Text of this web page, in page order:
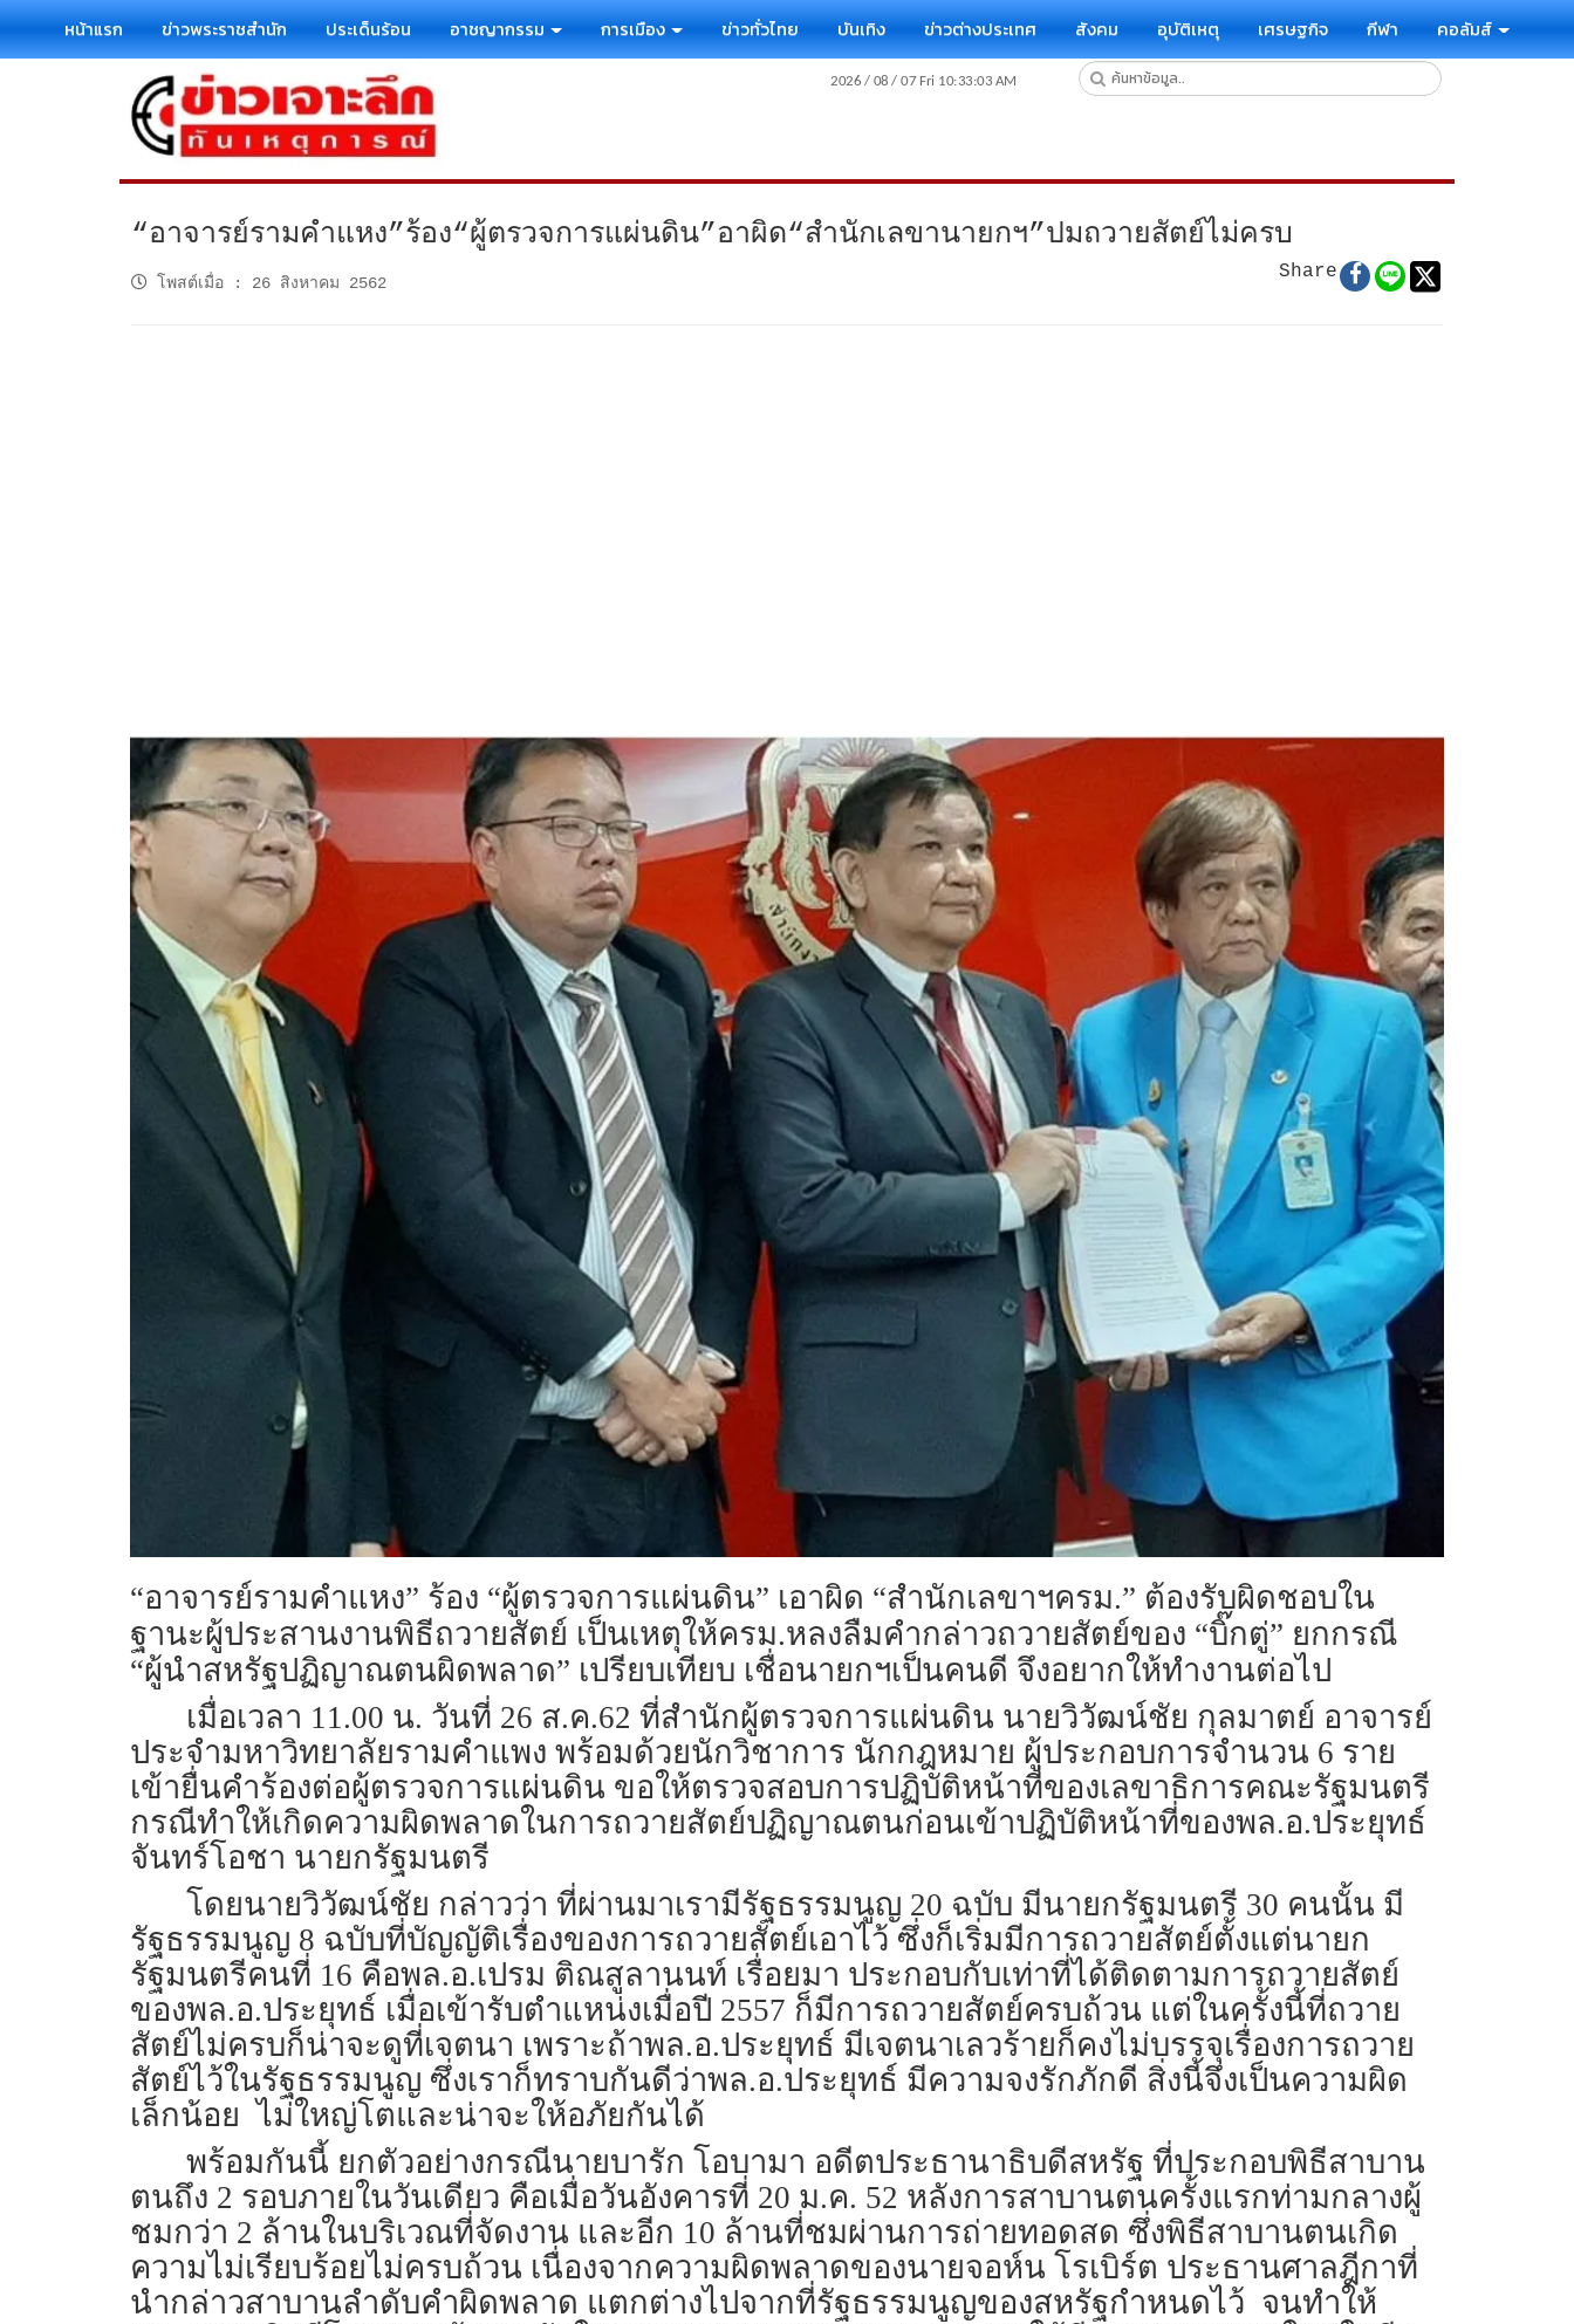
หน้าแรก ข่าวพระราชสำนัก ประเด็นร้อน อาชญากรรม การเมือง ข่าวทั่วไทย บันเทิง ข่าวต่างประเทศ สังคม อุบัติเหตุ เศรษฐกิจ กีฬา คอลัมส์
“อาจารย์รามคำแหง”ร้อง“ผู้ตรวจการแผ่นดิน”อาผิด“สำนักเลขานายกฯ”ปมถวายสัตย์ไม่ครบ
โพสต์เมื่อ : 26 สิงหาคม 2562
Share
“อาจารย์รามคำแหง” ร้อง “ผู้ตรวจการแผ่นดิน” เอาผิด “สำนักเลขาฯครม.” ต้องรับผิดชอบใน
ฐานะผู้ประสานงานพิธีถวายสัตย์ เป็นเหตุให้ครม.หลงลืมคำกล่าวถวายสัตย์ของ “บิ๊กตู่” ยกกรณี
“ผู้นำสหรัฐปฏิญาณตนผิดพลาด” เปรียบเทียบ เชื่อนายกฯเป็นคนดี จึงอยากให้ทำงานต่อไป
เมื่อเวลา 11.00 น. วันที่ 26 ส.ค.62 ที่สำนักผู้ตรวจการแผ่นดิน นายวิวัฒน์ชัย กุลมาตย์ อาจารย์
ประจำมหาวิทยาลัยรามคำแพง พร้อมด้วยนักวิชาการ นักกฎหมาย ผู้ประกอบการจำนวน 6 ราย
เข้ายื่นคำร้องต่อผู้ตรวจการแผ่นดิน ขอให้ตรวจสอบการปฏิบัติหน้าที่ของเลขาธิการคณะรัฐมนตรี
กรณีทำให้เกิดความผิดพลาดในการถวายสัตย์ปฏิญาณตนก่อนเข้าปฏิบัติหน้าที่ของพล.อ.ประยุทธ์
จันทร์โอชา นายกรัฐมนตรี
โดยนายวิวัฒน์ชัย กล่าวว่า ที่ผ่านมาเรามีรัฐธรรมนูญ 20 ฉบับ มีนายกรัฐมนตรี 30 คนนั้น มี
รัฐธรรมนูญ 8 ฉบับที่บัญญัติเรื่องของการถวายสัตย์เอาไว้ ซึ่งก็เริ่มมีการถวายสัตย์ตั้งแต่นายก
รัฐมนตรีคนที่ 16 คือพล.อ.เปรม ติณสูลานนท์ เรื่อยมา ประกอบกับเท่าที่ได้ติดตามการถวายสัตย์
ของพล.อ.ประยุทธ์ เมื่อเข้ารับตำแหน่งเมื่อปี 2557 ก็มีการถวายสัตย์ครบถ้วน แต่ในครั้งนี้ที่ถวาย
สัตย์ไม่ครบก็น่าจะดูที่เจตนา เพราะถ้าพล.อ.ประยุทธ์ มีเจตนาเลวร้ายก็คงไม่บรรจุเรื่องการถวาย
สัตย์ไว้ในรัฐธรรมนูญ ซึ่งเราก็ทราบกันดีว่าพล.อ.ประยุทธ์ มีความจงรักภักดี สิ่งนี้จึงเป็นความผิด
เล็กน้อย ไม่ใหญ่โตและน่าจะให้อภัยกันได้
พร้อมกันนี้ ยกตัวอย่างกรณีนายบารัก โอบามา อดีตประธานาธิบดีสหรัฐ ที่ประกอบพิธีสาบาน
ตนถึง 2 รอบภายในวันเดียว คือเมื่อวันอังคารที่ 20 ม.ค. 52 หลังการสาบานตนครั้งแรกท่ามกลางผู้
ชมกว่า 2 ล้านในบริเวณที่จัดงาน และอีก 10 ล้านที่ชมผ่านการถ่ายทอดสด ซึ่งพิธีสาบานตนเกิด
ความไม่เรียบร้อยไม่ครบถ้วน เนื่องจากความผิดพลาดของนายจอห์น โรเบิร์ต ประธานศาลฎีกาที่
นำกล่าวสาบานลำดับคำผิดพลาด แตกต่างไปจากที่รัฐธรรมนูญของสหรัฐกำหนดไว้ จนทำให้